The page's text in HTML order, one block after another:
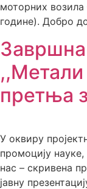
моторних
године). Добро
Завршна
,,Метали
претња
У оквиру
промоцију
нас – скривена
јавну